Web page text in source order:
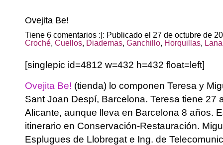
Ovejita Be!
Tiene 6 comentarios :|: Publicado el 27 de octubre de
Croché, Cuellos, Diademas, Ganchillo, Horquillas, Lana
[singlepic id=4812 w=432 h=432 float=left]
Ovejita Be! (tienda) lo componen Teresa y
Sant Joan Despí, Barcelona. Teresa tiene 27
Alicante, aunque lleva en Barcelona 8 años.
itinerario en Conservación-Restauración.
Esplugues de Llobregat e Ing. de